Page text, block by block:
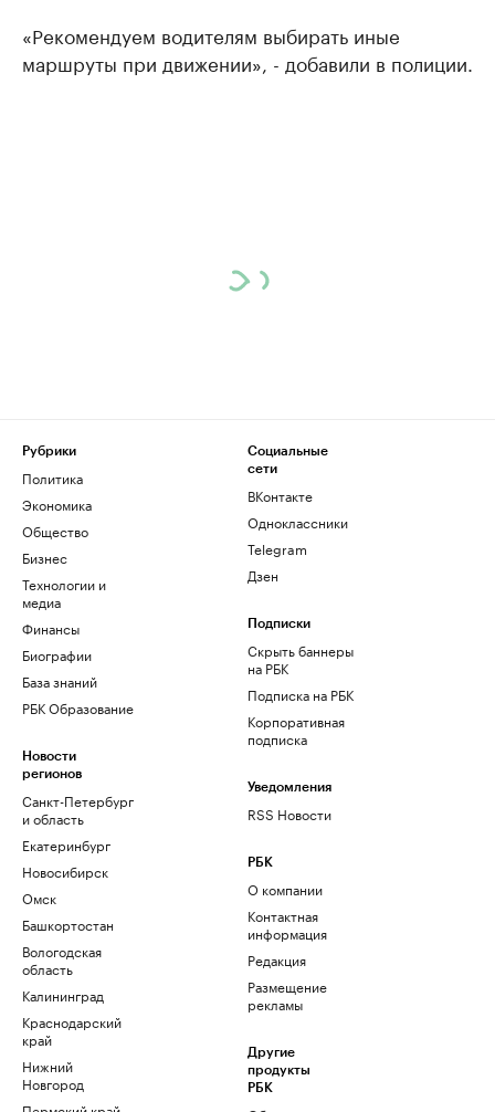
«Рекомендуем водителям выбирать иные
маршруты при движении», - добавили в полиции.
Рубрики
Политика
Экономика
Общество
Бизнес
Технологии и
медиа
Финансы
Биографии
База знаний
РБК Образование
Новости
регионов
Санкт-Петербург
и область
Екатеринбург
Новосибирск
Омск
Башкортостан
Вологодская
область
Калининград
Краснодарский
край
Нижний
Новгород
Социальные
сети
ВКонтакте
Одноклассники
Telegram
Дзен
Подписки
Скрыть баннеры
на РБК
Подписка на РБК
Корпоративная
подписка
Уведомления
RSS Новости
РБК
О компании
Контактная
информация
Редакция
Размещение
рекламы
Другие
продукты
РБК